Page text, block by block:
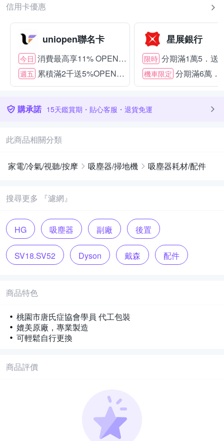
信用卡優惠
uniopen聯名卡
今日 消費最高享11% OPENPOINT
週五 累積滿2千送5%OPENPOINT
星展銀行
限時 分期滿1萬5．送
機車限定 分期滿6萬．
購承諾 15天鑑賞期・貼心客服・退貨免運
此商品相關分類
家電/冷氣/視聽/按摩 吸塵器/掃地機 吸塵器耗材/配件
搜尋更多 『濾網』
HG 吸塵器 副廠 後置
SV18.SV52 Dyson 戴森 配件
商品特色
桃園市唐氏症協會學員 代工包裝
媲美原廠，專業製造
可輕鬆自行更換
商品評價